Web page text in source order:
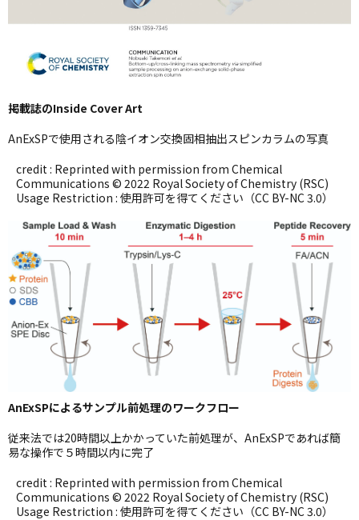
掲載誌のInside Cover Art
AnExSPで使用される陰イオン交換固相抽出スピンカラムの写真
credit : Reprinted with permission from Chemical
Communications © 2022 Royal Society of Chemistry (RSC)
Usage Restriction : 使用許可を得てください（CC BY-NC 3.0）
AnExSPによるサンプル前処理のワークフロー
従来法では20時間以上かかっていた前処理が、AnExSPであれば簡
易な操作で５時間以内に完了
credit : Reprinted with permission from Chemical
Communications © 2022 Royal Society of Chemistry (RSC)
Usage Restriction : 使用許可を得てください（CC BY-NC 3.0）